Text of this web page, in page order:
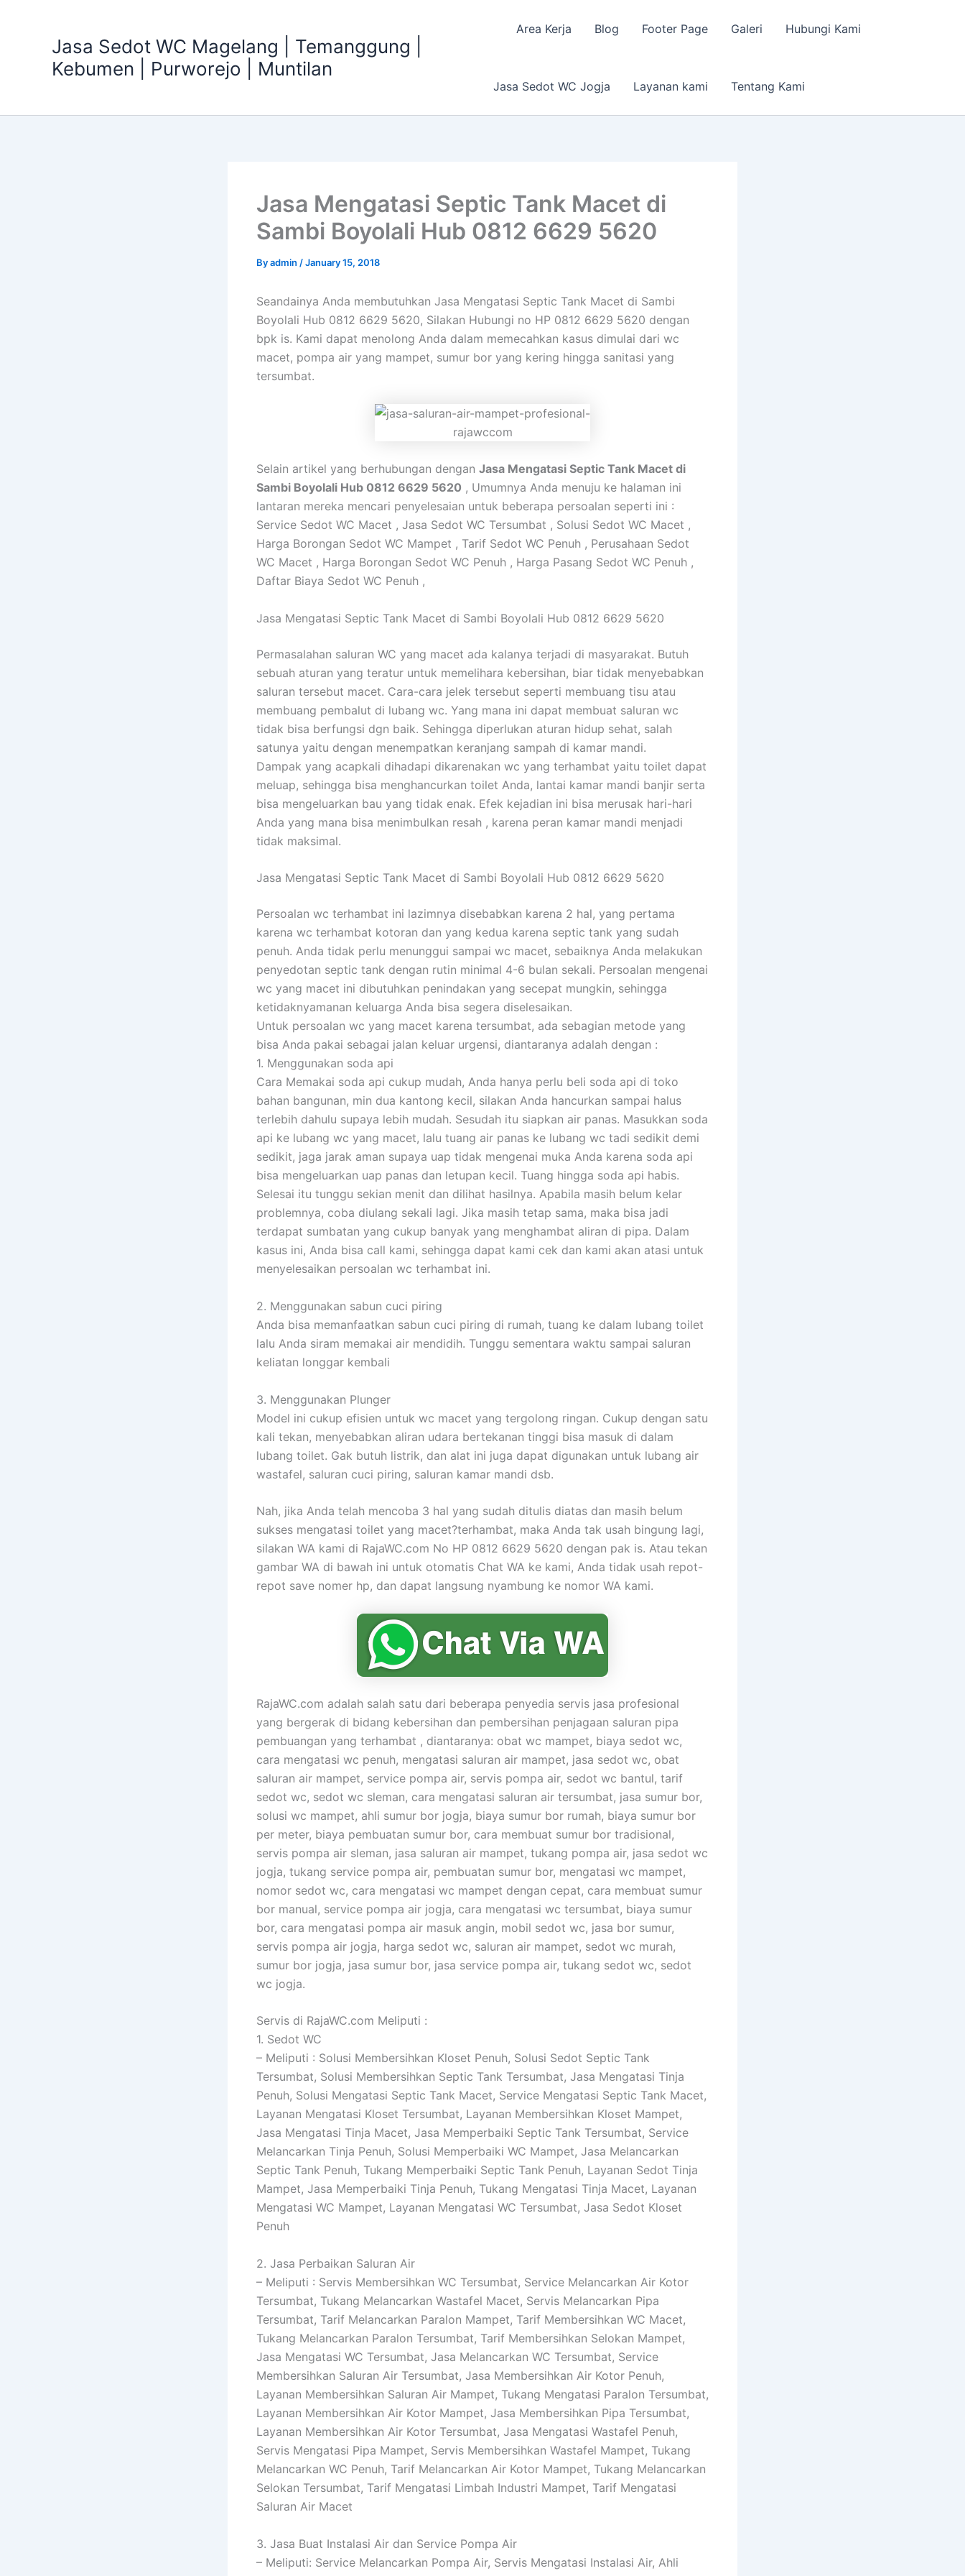
Jasa Sedot WC Magelang | Temanggung |
Kebumen | Purworejo | Muntilan
Area Kerja Blog Footer Page Galeri Hubungi Kami
Jasa Sedot WC Jogja Layanan kami Tentang Kami
Jasa Mengatasi Septic Tank Macet di
Sambi Boyolali Hub 0812 6629 5620
Byadmin /January 15, 2018
Seandainya Anda membutuhkan Jasa Mengatasi Septic Tank Macet di Sambi
Boyolali Hub 0812 6629 5620, Silakan Hubungi no HP 0812 6629 5620 dengan
bpk is. Kami dapat menolong Anda dalam memecahkan kasus dimulai dari wc
macet, pompa air yang mampet, sumur bor yang kering hingga sanitasi yang
tersumbat.
Selain artikel yang berhubungan dengan Jasa Mengatasi Septic Tank Macet di
Sambi Boyolali Hub 0812 6629 5620 , Umumnya Anda menuju ke halaman ini
lantaran mereka mencari penyelesaian untuk beberapa persoalan seperti ini :
Service Sedot WC Macet , Jasa Sedot WC Tersumbat , Solusi Sedot WC Macet ,
Harga Borongan Sedot WC Mampet , Tarif Sedot WC Penuh , Perusahaan Sedot
WC Macet , Harga Borongan Sedot WC Penuh , Harga Pasang Sedot WC Penuh ,
Daftar Biaya Sedot WC Penuh ,
Jasa Mengatasi Septic Tank Macet di Sambi Boyolali Hub 0812 6629 5620
Permasalahan saluran WC yang macet ada kalanya terjadi di masyarakat. Butuh
sebuah aturan yang teratur untuk memelihara kebersihan, biar tidak menyebabkan
saluran tersebut macet. Cara-cara jelek tersebut seperti membuang tisu atau
membuang pembalut di lubang wc. Yang mana ini dapat membuat saluran wc
tidak bisa berfungsi dgn baik. Sehingga diperlukan aturan hidup sehat, salah
satunya yaitu dengan menempatkan keranjang sampah di kamar mandi.
Dampak yang acapkali dihadapi dikarenakan wc yang terhambat yaitu toilet dapat
meluap, sehingga bisa menghancurkan toilet Anda, lantai kamar mandi banjir serta
bisa mengeluarkan bau yang tidak enak. Efek kejadian ini bisa merusak hari-hari
Anda yang mana bisa menimbulkan resah , karena peran kamar mandi menjadi
tidak maksimal.
Jasa Mengatasi Septic Tank Macet di Sambi Boyolali Hub 0812 6629 5620
Persoalan wc terhambat ini lazimnya disebabkan karena 2 hal, yang pertama
karena wc terhambat kotoran dan yang kedua karena septic tank yang sudah
penuh. Anda tidak perlu menunggui sampai wc macet, sebaiknya Anda melakukan
penyedotan septic tank dengan rutin minimal 4-6 bulan sekali. Persoalan mengenai
wc yang macet ini dibutuhkan penindakan yang secepat mungkin, sehingga
ketidaknyamanan keluarga Anda bisa segera diselesaikan.
Untuk persoalan wc yang macet karena tersumbat, ada sebagian metode yang
bisa Anda pakai sebagai jalan keluar urgensi, diantaranya adalah dengan :
1. Menggunakan soda api
Cara Memakai soda api cukup mudah, Anda hanya perlu beli soda api di toko
bahan bangunan, min dua kantong kecil, silakan Anda hancurkan sampai halus
terlebih dahulu supaya lebih mudah. Sesudah itu siapkan air panas. Masukkan soda
api ke lubang wc yang macet, lalu tuang air panas ke lubang wc tadi sedikit demi
sedikit, jaga jarak aman supaya uap tidak mengenai muka Anda karena soda api
bisa mengeluarkan uap panas dan letupan kecil. Tuang hingga soda api habis.
Selesai itu tunggu sekian menit dan dilihat hasilnya. Apabila masih belum kelar
problemnya, coba diulang sekali lagi. Jika masih tetap sama, maka bisa jadi
terdapat sumbatan yang cukup banyak yang menghambat aliran di pipa. Dalam
kasus ini, Anda bisa call kami, sehingga dapat kami cek dan kami akan atasi untuk
menyelesaikan persoalan wc terhambat ini.
2. Menggunakan sabun cuci piring
Anda bisa memanfaatkan sabun cuci piring di rumah, tuang ke dalam lubang toilet
lalu Anda siram memakai air mendidih. Tunggu sementara waktu sampai saluran
keliatan longgar kembali
3. Menggunakan Plunger
Model ini cukup efisien untuk wc macet yang tergolong ringan. Cukup dengan satu
kali tekan, menyebabkan aliran udara bertekanan tinggi bisa masuk di dalam
lubang toilet. Gak butuh listrik, dan alat ini juga dapat digunakan untuk lubang air
wastafel, saluran cuci piring, saluran kamar mandi dsb.
Nah, jika Anda telah mencoba 3 hal yang sudah ditulis diatas dan masih belum
sukses mengatasi toilet yang macet?terhambat, maka Anda tak usah bingung lagi,
silakan WA kami di RajaWC.com No HP 0812 6629 5620 dengan pak is. Atau tekan
gambar WA di bawah ini untuk otomatis Chat WA ke kami, Anda tidak usah repot-
repot save nomer hp, dan dapat langsung nyambung ke nomor WA kami.
RajaWC.com adalah salah satu dari beberapa penyedia servis jasa profesional
yang bergerak di bidang kebersihan dan pembersihan penjagaan saluran pipa
pembuangan yang terhambat , diantaranya: obat wc mampet, biaya sedot wc,
cara mengatasi wc penuh, mengatasi saluran air mampet, jasa sedot wc, obat
saluran air mampet, service pompa air, servis pompa air, sedot wc bantul, tarif
sedot wc, sedot wc sleman, cara mengatasi saluran air tersumbat, jasa sumur bor,
solusi wc mampet, ahli sumur bor jogja, biaya sumur bor rumah, biaya sumur bor
per meter, biaya pembuatan sumur bor, cara membuat sumur bor tradisional,
servis pompa air sleman, jasa saluran air mampet, tukang pompa air, jasa sedot wc
jogja, tukang service pompa air, pembuatan sumur bor, mengatasi wc mampet,
nomor sedot wc, cara mengatasi wc mampet dengan cepat, cara membuat sumur
bor manual, service pompa air jogja, cara mengatasi wc tersumbat, biaya sumur
bor, cara mengatasi pompa air masuk angin, mobil sedot wc, jasa bor sumur,
servis pompa air jogja, harga sedot wc, saluran air mampet, sedot wc murah,
sumur bor jogja, jasa sumur bor, jasa service pompa air, tukang sedot wc, sedot
wc jogja.
Servis di RajaWC.com Meliputi :
1. Sedot WC
– Meliputi : Solusi Membersihkan Kloset Penuh, Solusi Sedot Septic Tank
Tersumbat, Solusi Membersihkan Septic Tank Tersumbat, Jasa Mengatasi Tinja
Penuh, Solusi Mengatasi Septic Tank Macet, Service Mengatasi Septic Tank Macet,
Layanan Mengatasi Kloset Tersumbat, Layanan Membersihkan Kloset Mampet,
Jasa Mengatasi Tinja Macet, Jasa Memperbaiki Septic Tank Tersumbat, Service
Melancarkan Tinja Penuh, Solusi Memperbaiki WC Mampet, Jasa Melancarkan
Septic Tank Penuh, Tukang Memperbaiki Septic Tank Penuh, Layanan Sedot Tinja
Mampet, Jasa Memperbaiki Tinja Penuh, Tukang Mengatasi Tinja Macet, Layanan
Mengatasi WC Mampet, Layanan Mengatasi WC Tersumbat, Jasa Sedot Kloset
Penuh
2. Jasa Perbaikan Saluran Air
– Meliputi : Servis Membersihkan WC Tersumbat, Service Melancarkan Air Kotor
Tersumbat, Tukang Melancarkan Wastafel Macet, Servis Melancarkan Pipa
Tersumbat, Tarif Melancarkan Paralon Mampet, Tarif Membersihkan WC Macet,
Tukang Melancarkan Paralon Tersumbat, Tarif Membersihkan Selokan Mampet,
Jasa Mengatasi WC Tersumbat, Jasa Melancarkan WC Tersumbat, Service
Membersihkan Saluran Air Tersumbat, Jasa Membersihkan Air Kotor Penuh,
Layanan Membersihkan Saluran Air Mampet, Tukang Mengatasi Paralon Tersumbat,
Layanan Membersihkan Air Kotor Mampet, Jasa Membersihkan Pipa Tersumbat,
Layanan Membersihkan Air Kotor Tersumbat, Jasa Mengatasi Wastafel Penuh,
Servis Mengatasi Pipa Mampet, Servis Membersihkan Wastafel Mampet, Tukang
Melancarkan WC Penuh, Tarif Melancarkan Air Kotor Mampet, Tukang Melancarkan
Selokan Tersumbat, Tarif Mengatasi Limbah Industri Mampet, Tarif Mengatasi
Saluran Air Macet
3. Jasa Buat Instalasi Air dan Service Pompa Air
– Meliputi: Service Melancarkan Pompa Air, Servis Mengatasi Instalasi Air, Ahli